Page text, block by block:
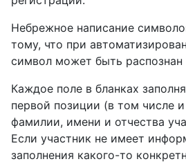
Небрежное написание
тому, что при
символ может быть распознан
Каждое поле в бланках
первой позиции (в том числе
фамилии, имени и отчества
Если участник не имеет
заполнения какого-то